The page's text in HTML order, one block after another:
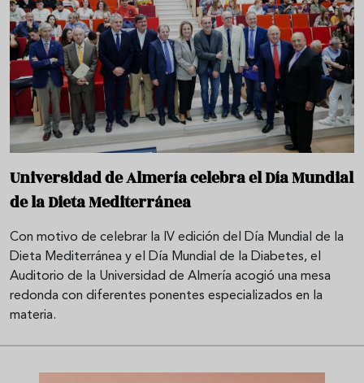
Universidad de Almería celebra el Día Mundial
de la Dieta Mediterránea
Con motivo de celebrar la IV edición del Día Mundial de la
Dieta Mediterránea y el Día Mundial de la Diabetes, el
Auditorio de la Universidad de Almería acogió una mesa
redonda con diferentes ponentes especializados en la
materia.